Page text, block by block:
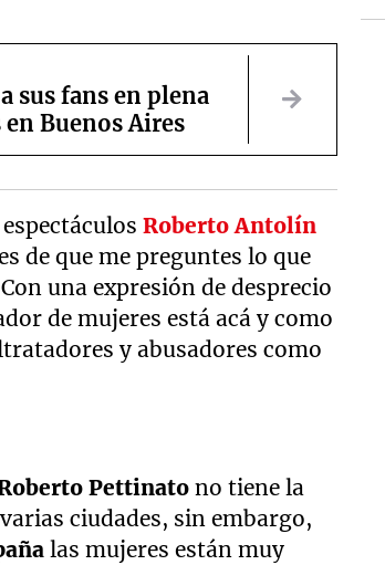
sus fans en plena
Buenos Aires
Roberto Antolín
de que me preguntes lo que
una expresión de desprecio
de mujeres está acá y como
y abusadores como
Pettinato no tiene la
ciudades, sin embargo,
las mujeres están muy